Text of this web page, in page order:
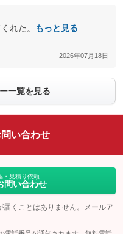
れた。 もっと見る
2026年07月18日
一覧を見る
い合わせ
・見積り依頼
問い合わせ
くことはありません。メールア